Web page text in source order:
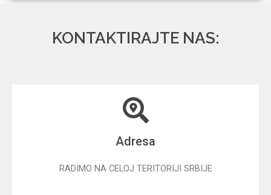
KONTAKTIRAJTE NAS:
Adresa
RADIMO NA CELOJ TERITORIJI SRBIJE